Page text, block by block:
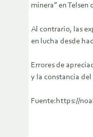
minera” en
Al contrario, las
en lucha desde
Errores de
y la constancia
Fuente:https://